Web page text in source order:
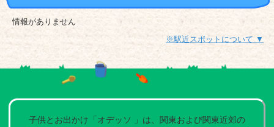
情報がありません
※駅近スポットについて ▼
子供とお出かけ「オデッソ 」は、関東および関東近郊の